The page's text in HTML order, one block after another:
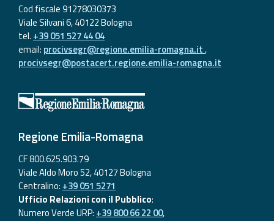
Cod fiscale 91278030373
Viale Silvani 6, 40122 Bologna
tel. +39 051 527 44 04
email: procivsegr@regione.emilia-romagna.it,
procivsegr@postacert.regione.emilia-romagna.it
Regione Emilia-Romagna
CF 800.625.903.79
Viale Aldo Moro 52, 40127 Bologna
Centralino: +39 051 5271
Ufficio Relazioni con il Pubblico:
Numero Verde URP: +39 800 66 22 00,